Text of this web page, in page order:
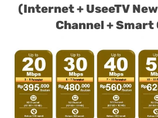
(Internet + UseeTV
Channel + Smart